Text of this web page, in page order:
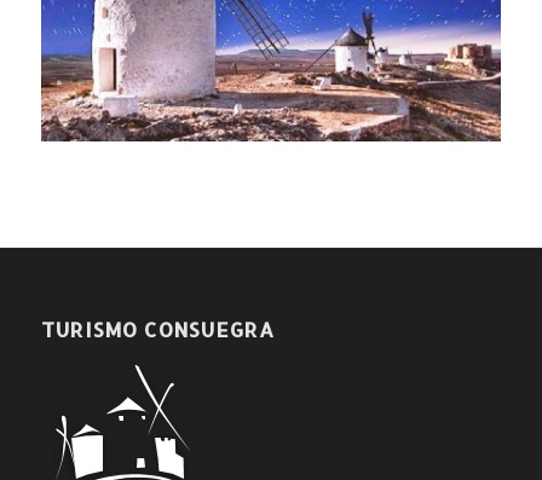
TURISMO CONSUEGRA